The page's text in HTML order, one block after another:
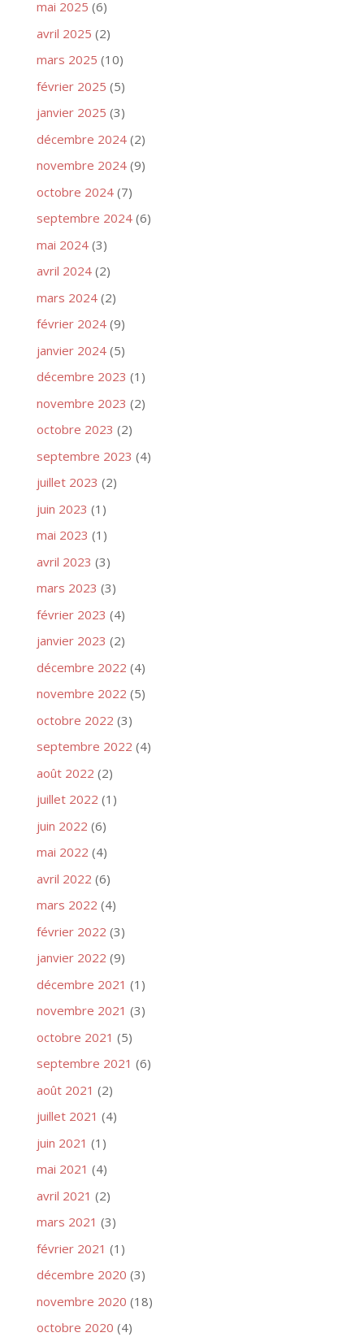
mai 2025 (6)
avril 2025 (2)
mars 2025 (10)
février 2025 (5)
janvier 2025 (3)
décembre 2024(2)
novembre 2024(9)
octobre 2024(7)
septembre 2024(6)
mai 2024(3)
avril 2024(2)
mars 2024(2)
février 2024(9)
janvier 2024(5)
décembre 2023 (1)
novembre 2023 (2)
octobre 2023 (2)
septembre 2023 (4)
juillet 2023 (2)
juin 2023 (1)
mai 2023 (1)
avril 2023 (3)
mars 2023 (3)
février 2023 (4)
janvier 2023 (2)
décembre 2022 (4)
novembre 2022 (5)
octobre 2022 (3)
septembre 2022 (4)
août 2022 (2)
juillet 2022 (1)
juin 2022 (6)
mai 2022 (4)
avril 2022 (6)
mars 2022 (4)
février 2022 (3)
janvier 2022 (9)
décembre 2021 (1)
novembre 2021 (3)
octobre 2021 (5)
septembre 2021 (6)
août 2021 (2)
juillet 2021 (4)
juin 2021 (1)
mai 2021 (4)
avril 2021 (2)
mars 2021 (3)
février 2021 (1)
décembre 2020 (3)
novembre 2020 (18)
octobre 2020 (4)